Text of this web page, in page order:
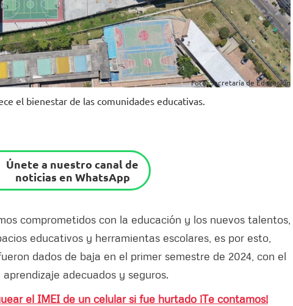
Foto: Secretaría de Educación
el bienestar de las comunidades educativas.
Únete a nuestro canal de
noticias en WhatsApp
comprometidos con la educación y los nuevos talentos,
educativos y herramientas escolares, es por esto,
dados de baja en el primer semestre de 2024, con el
adecuados y seguros.
el IMEI de un celular si fue hurtado ¡Te contamos!